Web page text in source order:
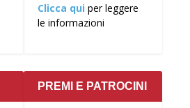
Clicca qui per leggere
le informazioni
PREMI E PATROCINI